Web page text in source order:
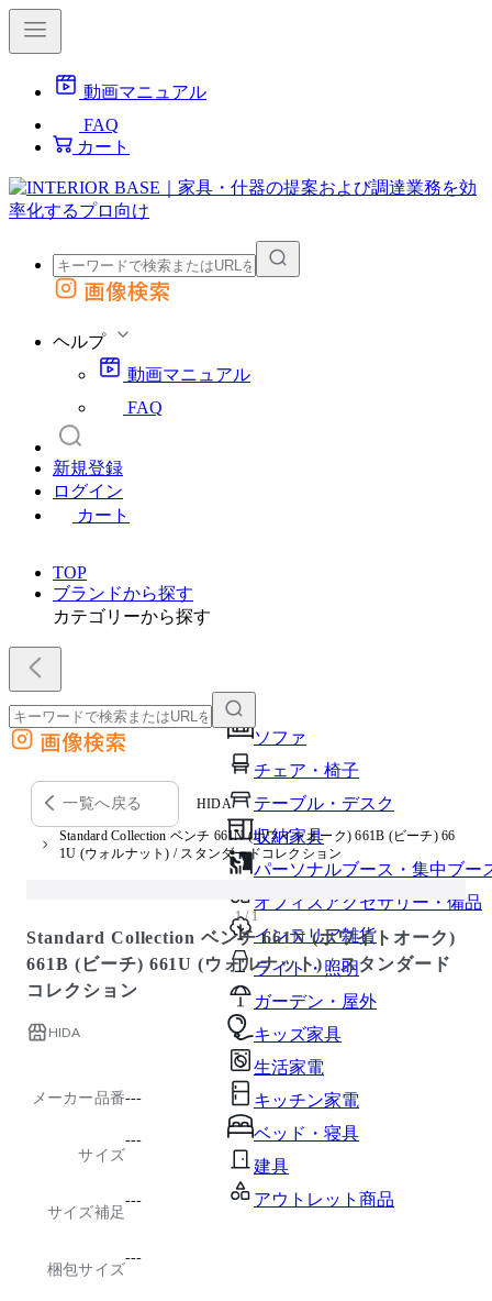
動画マニュアル
FAQ
カート
外部サイトの商品をカートに追加
画像検索
ヘルプ
動画マニュアル
FAQ
新規登録
ログイン
カート
TOP
ブランドから探す
カテゴリーから探す
ソファ
チェア・椅子
テーブル・デスク
収納家具
パーソナルブース・集中ブー
オフィスアクセサリー・備品
インテリア雑貨
ライト・照明
ガーデン・屋外
キッズ家具
生活家電
キッチン家電
ベッド・寝具
建具
アウトレット商品
外部サイトの商品をカートに追加
他のサイトで見つけた商品ページのURLを貼り付けて、カートに追加できます
画像検索
一覧へ戻る HIDA
Standard Collection ベンチ 661N (ホワイトオーク) 661B (ビーチ) 66
1U (ウォルナット) / スタンダードコレクション
1 / 1
Standard Collection ベンチ 661N (ホワイトオーク)
661B (ビーチ) 661U (ウォルナット) / スタンダード
コレクション
HIDA
メーカー品番---
サイズ
---
サイズ補足
---
梱包サイズ
---